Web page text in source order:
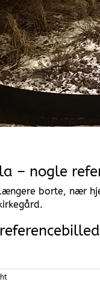
– nogle
borte, nær